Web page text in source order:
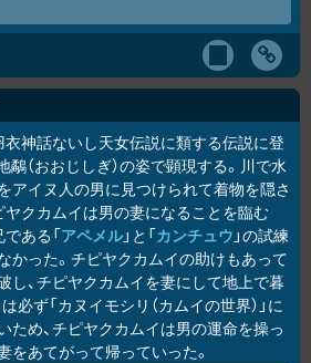
衣神話ないし天女伝説に類する伝説に登
地鷸（おおじしぎ）の姿で顕現する。川で水
アイヌ人の男に見つけられて着物を隠さ
ヤクカムイは男の妻になることを臨む
ある「アペメル」と「カンチュウ 」の試練
かった。チピヤクカムイの助けもあって
し、チピヤクカムイを妻にして地上で暮
必ず「カヌイモシ リ （カムイの世界）」に
ため、チピヤクカムイは男の運命を操っ
をあてがって帰っていった。